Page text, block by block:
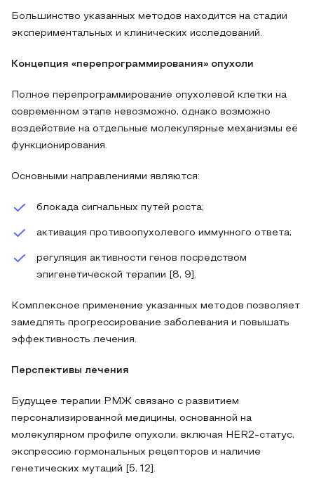
Большинство указанных методов находится на стадии
экспериментальных и клинических исследований.
Концепция «перепрограммирования» опухоли
Полное перепрограммирование опухолевой клетки на
современном этапе невозможно, однако возможно
воздействие на отдельные молекулярные механизмы её
функционирования.
Основными направлениями являются:
блокада сигнальных путей роста;
активация противоопухолевого иммунного ответа;
регуляция активности генов посредством
эпигенетической терапии [8, 9].
Комплексное применение указанных методов позволяет
замедлять прогрессирование заболевания и повышать
эффективность лечения.
Перспективы лечения
Будущее терапии РМЖ связано с развитием
персонализированной медицины, основанной на
молекулярном профиле опухоли, включая HER2-статус,
экспрессию гормональных рецепторов и наличие
генетических мутаций [5, 12].